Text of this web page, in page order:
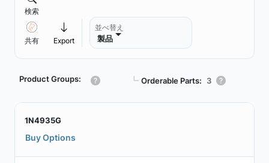
検索
共有 Export
並べ替え
製品
Product Groups: ┗ Orderable Parts: 3
1N4935G
Buy Options